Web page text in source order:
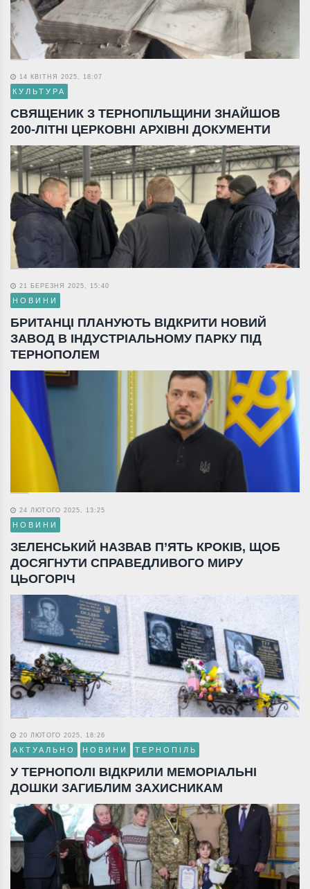
14 КВІТНЯ 2025, 18:07
КУЛЬТУРА
СВЯЩЕНИК З ТЕРНОПІЛЬЩИНИ ЗНАЙШОВ
200-ЛІТНІ ЦЕРКОВНІ АРХІВНІ ДОКУМЕНТИ
21 БЕРЕЗНЯ 2025, 15:40
НОВИНИ
БРИТАНЦІ ПЛАНУЮТЬ ВІДКРИТИ НОВИЙ
ЗАВОД В ІНДУСТРІАЛЬНОМУ ПАРКУ ПІД
ТЕРНОПОЛЕМ
24 ЛЮТОГО 2025, 13:25
НОВИНИ
ЗЕЛЕНСЬКИЙ НАЗВАВ П’ЯТЬ КРОКІВ, ЩОБ
ДОСЯГНУТИ СПРАВЕДЛИВОГО МИРУ
ЦЬОГОРІЧ
20 ЛЮТОГО 2025, 18:26
АКТУАЛЬНО НОВИНИ ТЕРНОПІЛЬ
У ТЕРНОПОЛІ ВІДКРИЛИ МЕМОРІАЛЬНІ
ДОШКИ ЗАГИБЛИМ ЗАХИСНИКАМ